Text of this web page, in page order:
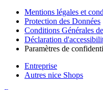
Mentions légales et
Protection des Données
Conditions Générales
Déclaration
Paramètres de
Entreprise
Autres nice Shops